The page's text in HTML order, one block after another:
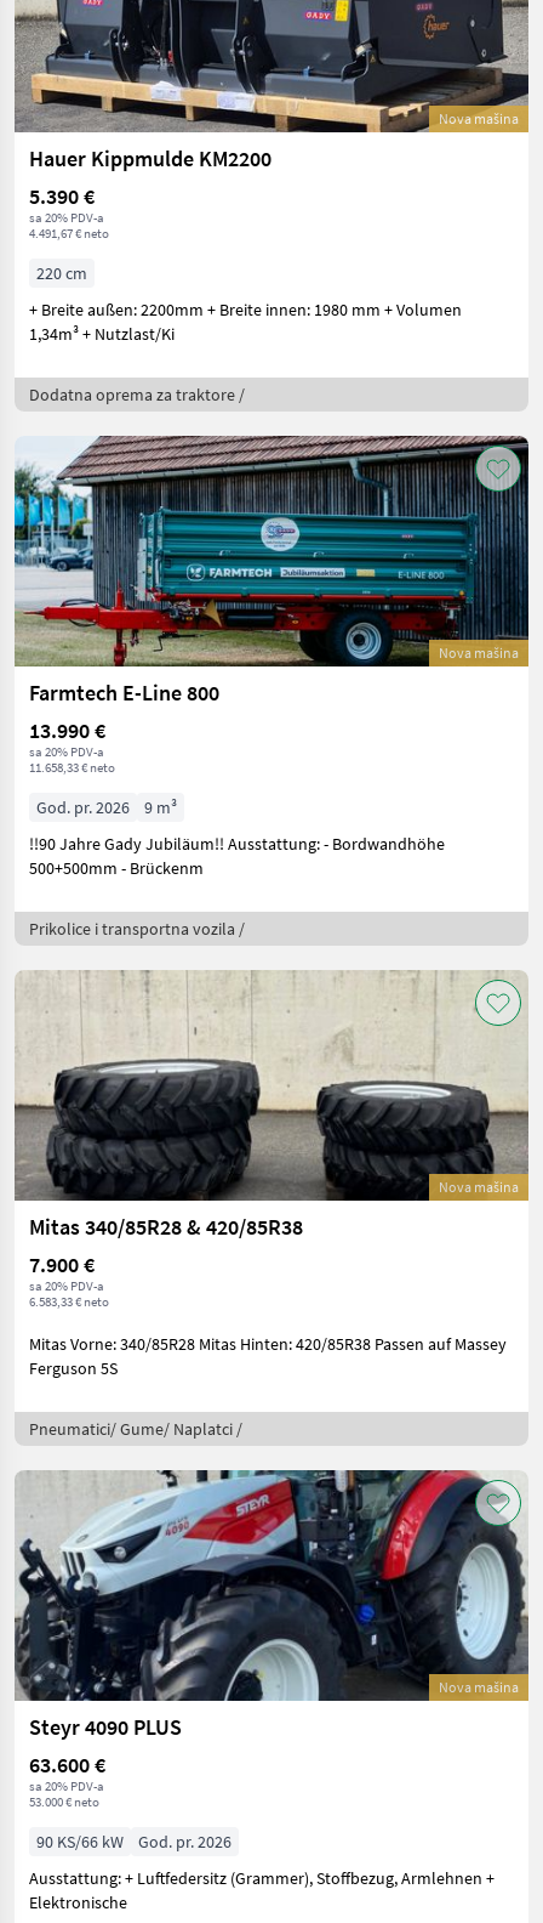
Nova mašina
Hauer Kippmulde KM2200
5.390 €
sa 20% PDV-a
4.491,67 € neto
220 cm
+ Breite außen: 2200mm + Breite innen: 1980 mm + Volumen
1,34m³ + Nutzlast/Ki
Dodatna oprema za traktore /
Nova mašina
Farmtech E-Line 800
13.990 €
sa 20% PDV-a
11.658,33 € neto
God. pr. 2026
9 m³
!!90 Jahre Gady Jubiläum!! Ausstattung: - Bordwandhöhe
500+500mm - Brückenm
Prikolice i transportna vozila /
Nova mašina
Mitas 340/85R28 & 420/85R38
7.900 €
sa 20% PDV-a
6.583,33 € neto
Mitas Vorne: 340/85R28 Mitas Hinten: 420/85R38 Passen auf Massey
Ferguson 5S
Pneumatici/ Gume/ Naplatci /
Nova mašina
Steyr 4090 PLUS
63.600 €
sa 20% PDV-a
53.000 € neto
90 KS/66 kW
God. pr. 2026
Ausstattung: + Luftfedersitz (Grammer), Stoffbezug, Armlehnen +
Elektronische